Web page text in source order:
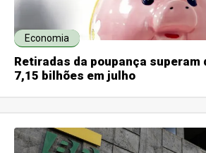
Economia
Retiradas da poupança superam
7,15 bilhões em julho